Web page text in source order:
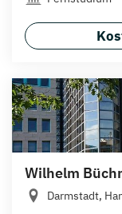
Wilhelm
Darmstadt,